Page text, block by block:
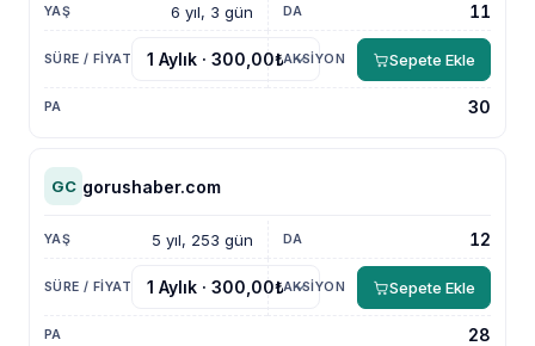
6 yıl, 3 gün 11
30
Sepete Ekle
GC gorushaber.com
5 yıl, 253 gün 12
28
Sepete Ekle